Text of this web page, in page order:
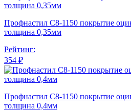
Профнастил С8-1150 покрытие
толщина 0,35мм
Рейтинг:
354 ₽
Профнастил С8-1150 покрытие
толщина 0,4мм